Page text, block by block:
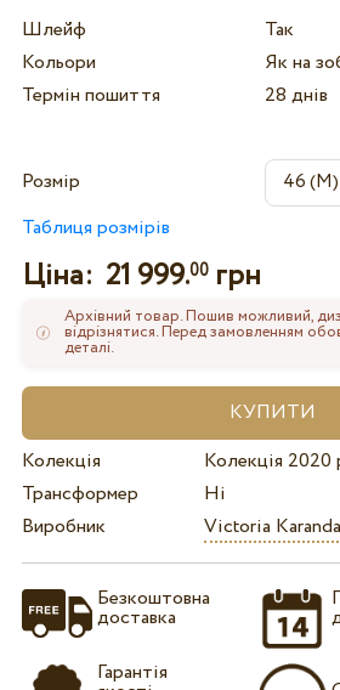
Шлейф
Так
Кольори
Як на
Термін пошиття
28 днів
Розмір
Таблиця розмірів
Ціна: 21 999.00грн
Архівний товар. Пошив можливий,
відрізнятися. Перед замовленням
деталі.
Колекція
Колекція 2020
Трансформер
Ні
Виробник
Victoria
Безкоштовна
доставка
Гарантія